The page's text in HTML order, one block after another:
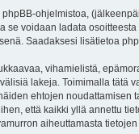
ohjelmistoa,
se voidaan ladata osoitteesta
Saadaksesi lisätietoa
vihamielistä,
lakeja. Toimimalla tätä
ehtojen noudattamisen
että kaikki yllä annettu
aiheuttamasta